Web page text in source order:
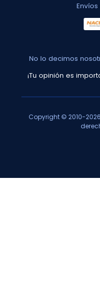
No lo decimos
¡Tu opinión es
Copyright © 2010-